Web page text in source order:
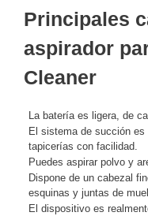
Principales
aspirador
Cleaner
La batería es ligera, de
El sistema de succión
tapicerías con facilidad.
Puedes aspirar polvo y
Dispone de un cabezal
esquinas y juntas de
El dispositivo es